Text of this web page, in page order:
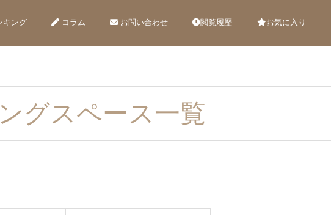
キング コラム お問い合わせ 閲覧履歴 お気に入り
グスペース一覧